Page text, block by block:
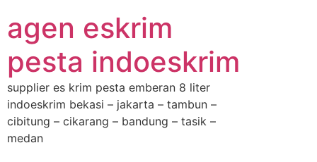
agen eskrim
pesta indoeskrim
supplier es krim pesta emberan 8 liter
indoeskrim bekasi – jakarta – tambun –
cibitung – cikarang – bandung – tasik –
medan